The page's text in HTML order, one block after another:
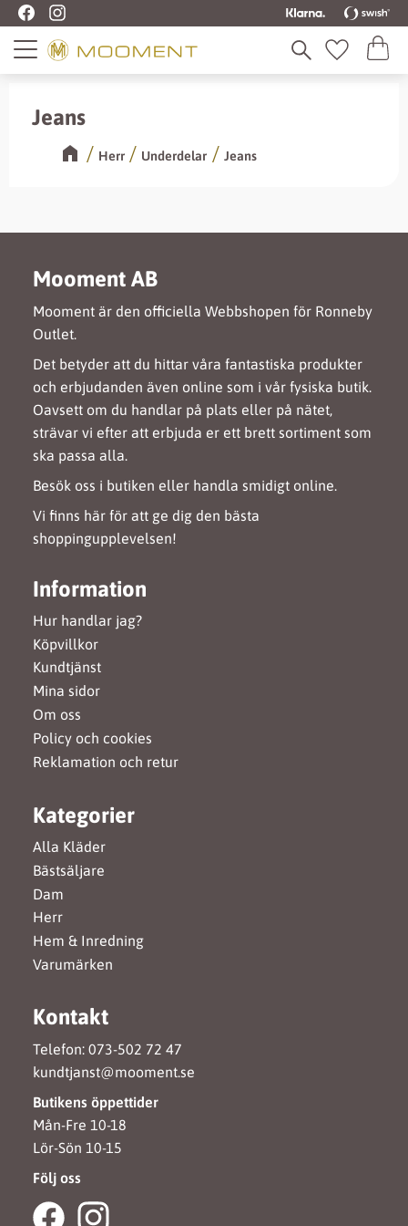
Meny Favoriter
Jeans
Herr Underdelar Jeans
Mooment AB
Mooment är den officiella Webbshopen för Ronneby
Outlet.
Det betyder att du hittar våra fantastiska produkter
och erbjudanden även online som i vår fysiska butik.
Oavsett om du handlar på plats eller på nätet,
strävar vi efter att erbjuda er ett brett sortiment som
ska passa alla.
Besök oss i butiken eller handla smidigt online.
Vi finns här för att ge dig den bästa
shoppingupplevelsen!
Information
Hur handlar jag?
Köpvillkor
Kundtjänst
Mina sidor
Om oss
Policy och cookies
Reklamation och retur
Kategorier
Alla Kläder
Bästsäljare
Dam
Herr
Hem & Inredning
Varumärken
Kontakt
Telefon: 073-502 72 47
kundtjanst@mooment.se
Butikens öppettider
Mån-Fre 10-18
Lör-Sön 10-15
Följ oss